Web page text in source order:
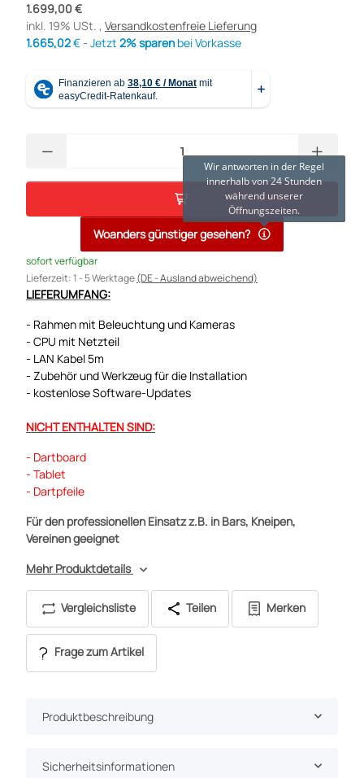
1.699,00 €
inkl. 19% USt. , Versandkostenfreie Lieferung
1.665,02€ - Jetzt 2% sparen bei Vorkasse
Woanders günstiger gesehen?
Wir antworten in der Regel
innerhalb von 24 Stunden
während unserer
Öffnungszeiten.
sofort verfügbar
Lieferzeit:1 - 5 Werktage(DE - Ausland abweichend)
LIEFERUMFANG:
- Rahmen mit Beleuchtung und Kameras
- CPU mit Netzteil
- LAN Kabel 5m
- Zubehör und Werkzeug für die Installation
- kostenlose Software-Updates
NICHT ENTHALTEN SIND:
- Dartboard
- Tablet
- Dartpfeile
Für den professionellen Einsatz z.B. in Bars, Kneipen,
Vereinen geeignet
Mehr Produktdetails
Vergleichsliste Teilen Merken
Frage zum Artikel
Produktbeschreibung
Sicherheitsinformationen